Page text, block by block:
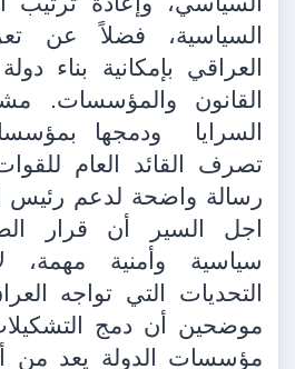
السياسية، فضلاً عن
العراقي بإمكانية بناء
القانون والمؤسسات.
السرايا
ودمجها
تصرف القائد العام
رسالة واضحة لدعم رئيس
اجل السير أن قرار
سياسية وأمنية
التحديات التي تواجه
موضحين أن دمج
مؤسسات الدولة يعد من